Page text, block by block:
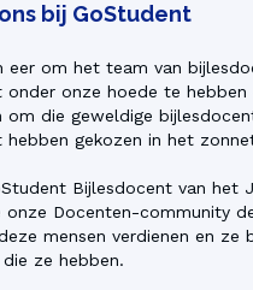
bij GoStudent
eer om het team van
onder onze hoede te hebben
om die geweldige
hebben gekozen in het
Bijlesdocent van het
onze Docenten-community
mensen verdienen en ze
ze hebben.